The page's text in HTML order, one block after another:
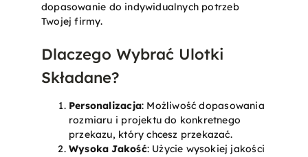
dopasowanie do indywidualnych potrzeb
Twojej firmy.
Dlaczego Wybrać Ulotki
Składane?
Personalizacja: Możliwość dopasowania
rozmiaru i projektu do konkretnego
przekazu, który chcesz przekazać.
Wysoka Jakość: Użycie wysokiej jakości